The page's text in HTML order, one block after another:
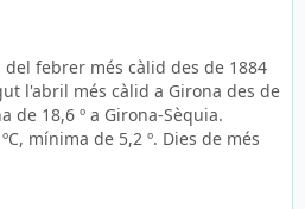
febrer més càlid des de 1884
l'abril més càlid a Girona des de
de 18,6 º a Girona-Sèquia.
mínima de 5,2 º. Dies de més